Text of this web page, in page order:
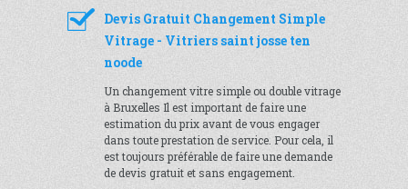
Devis Gratuit Changement Simple
Vitrage - Vitriers saint josse ten
noode
Un changement vitre simple ou double vitrage
à Bruxelles Il est important de faire une
estimation du prix avant de vous engager
dans toute prestation de service. Pour cela, il
est toujours préférable de faire une demande
de devis gratuit et sans engagement.